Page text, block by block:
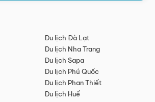
Du lịch Đà Lạt
Du lịch Nha Trang
Du lịch Sapa
Du lịch Phú Quốc
Du lịch Phan Thiết
Du lịch Huế